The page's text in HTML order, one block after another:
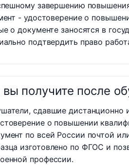
завершению
- удостоверение о
о документе заносятся в
подтвердить право
вы получите после
сдавшие
о повышении
по всей России почтой
изготовлено по ФГОС и
профессии.